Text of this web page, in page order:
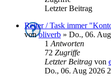
Letzter Beitrag
Reiter / Task immer
vonoliverb » Do., 06.
1 Antworten
72 Zugriffe
Letzter Beitrag von
Do., 06. Aug 2026